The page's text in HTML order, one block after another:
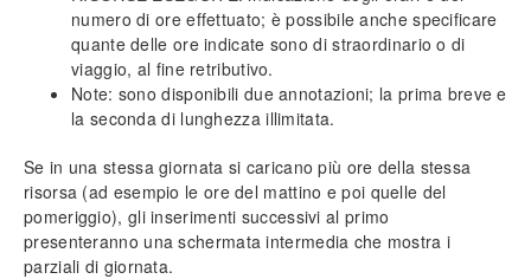
Inserimento risorse
Caricamento ore di manodopera
Duplicazione multipla risorse
Modulo Rapportini giornalieri
Analisi avanzata commesse
Modulo Specifica tecnica
Modulo Operatori e sicurezza
Modulo Gestione interventi
Modulo Canoni e attività periodiche
numero di ore effettuato; è possibile anche specificare
quante delle ore indicate sono di straordinario o di
viaggio, al fine retributivo.
Note: sono disponibili due annotazioni; la prima breve e
la seconda di lunghezza illimitata.
Se in una stessa giornata si caricano più ore della stessa
risorsa (ad esempio le ore del mattino e poi quelle del
pomeriggio), gli inserimenti successivi al primo
presenteranno una schermata intermedia che mostra i
parziali di giornata.